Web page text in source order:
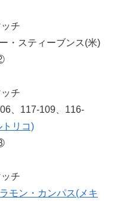
チ
スティーブンス(米)
チ
、117-109、116-
トリコ)
チ
モン・カンパス(メキ